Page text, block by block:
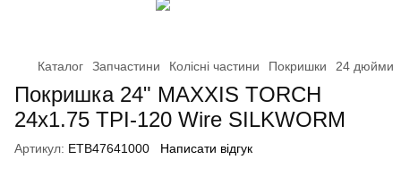
Каталог Запчастини Колісні частини Покришки 24 дюйми
Покришка 24" MAXXIS TORCH
24x1.75 TPI-120 Wire SILKWORM
Артикул: ETB47641000 Написати відгук